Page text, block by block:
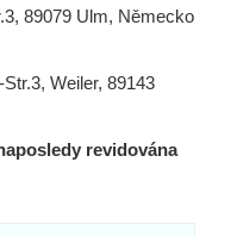
89079 Ulm, Německo
Weiler, 89143
revidována